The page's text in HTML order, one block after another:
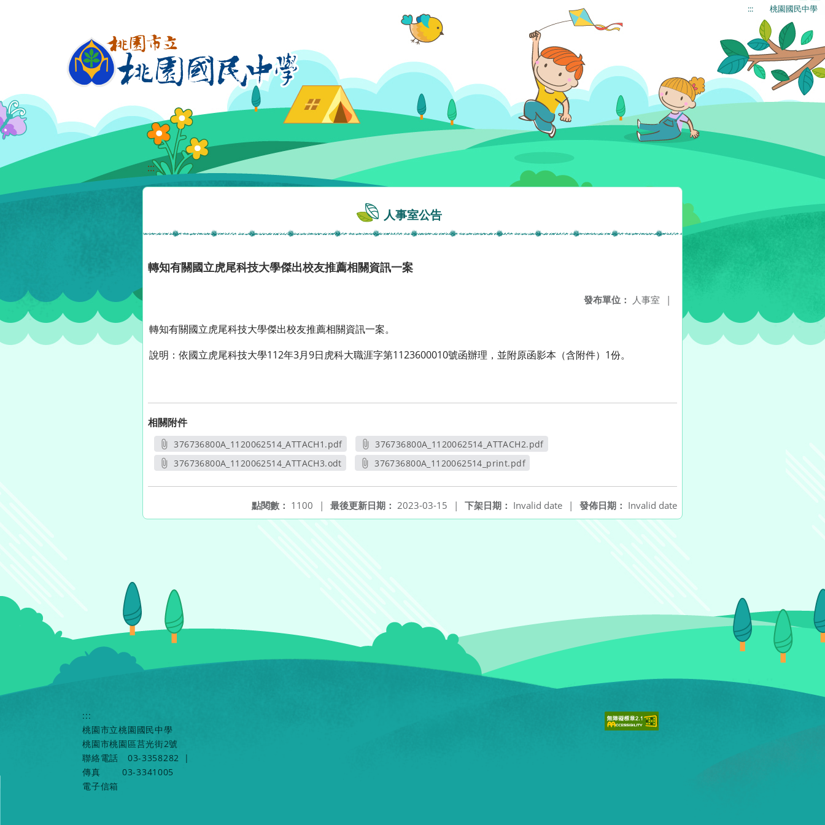
::: 桃園國民中學
:::
人事室公告
轉知有關國立虎尾科技大學傑出校友推薦相關資訊一案
發布單位： 人事室 |
轉知有關國立虎尾科技大學傑出校友推薦相關資訊一案。
說明：依國立虎尾科技大學112年3月9日虎科大職涯字第1123600010號函辦理，並附原函影本（含附件）1份。
相關附件
376736800A_1120062514_ATTACH1.pdf
另開新視窗
376736800A_1120062514_ATTACH2.pdf
另開新視窗
376736800A_1120062514_ATTACH3.odt
376736800A_1120062514_print.pdf
發佈日期： Invalid date
下架日期： Invalid date |
最後更新日期： 2023-03-15 |
點閱數： 1100 |
:::
桃園市立桃園國民中學
桃園市桃園區莒光街2號
聯絡電話
03-3358282
|
傳真
03-3341005
電子信箱